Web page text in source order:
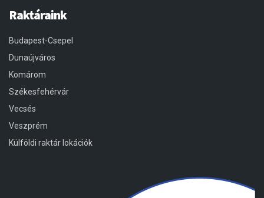
Raktáraink
Budapest-Csepel
Dunaújváros
Komárom
Székesfehérvár
Vecsés
Veszprém
Külföldi raktár lokációk